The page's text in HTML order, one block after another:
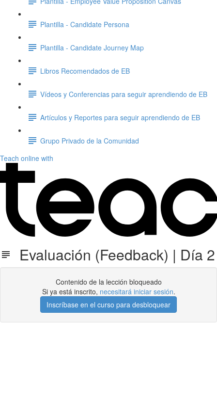
Plantilla - Candidate Persona
Plantilla - Candidate Journey Map
Libros Recomendados de EB
Vídeos y Conferencias para seguir aprendiendo de EB
Artículos y Reportes para seguir aprendiendo de EB
Grupo Privado de la Comunidad
Teach online with
Evaluación (Feedback) | Día 2
Contenido de la lección bloqueado
Si ya está inscrito, necesitará iniciar sesión.
Inscríbase en el curso para desbloquear